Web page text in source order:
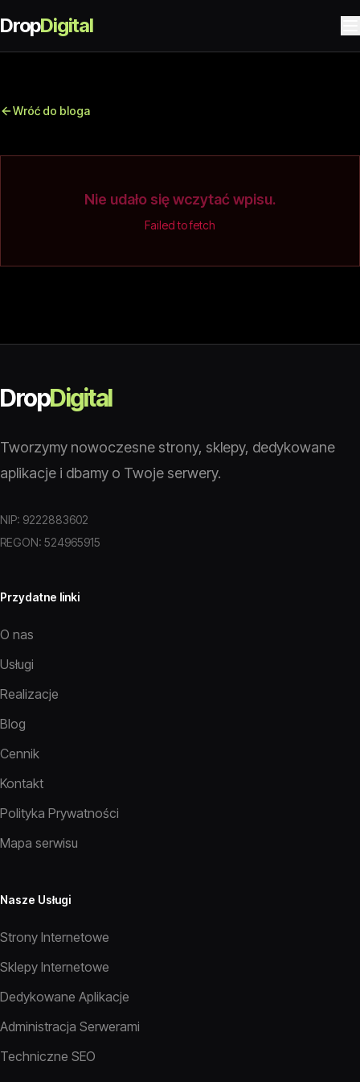
DropDigital
Wróć do bloga
Nie udało się wczytać wpisu.
Failed to fetch
DropDigital
Tworzymy nowoczesne strony, sklepy, dedykowane
aplikacje i dbamy o Twoje serwery.
NIP: 9222883602
REGON: 524965915
Przydatne linki
O nas
Usługi
Realizacje
Blog
Cennik
Kontakt
Polityka Prywatności
Mapa serwisu
Nasze Usługi
Strony Internetowe
Sklepy Internetowe
Dedykowane Aplikacje
Administracja Serwerami
Techniczne SEO